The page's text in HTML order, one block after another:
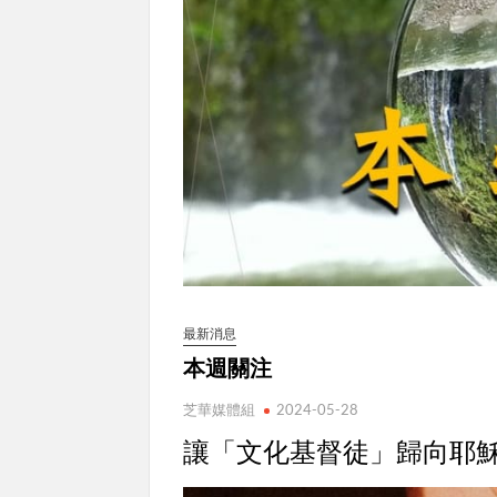
最新消息
本週關注
芝華媒體組 2024-05-28
讓「文化基督徒」歸向耶